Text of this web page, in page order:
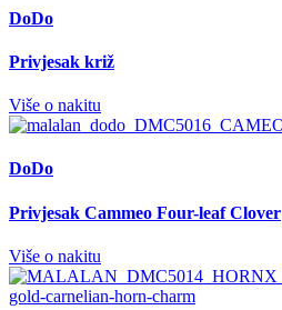
DoDo
Privjesak križ
Više o nakitu
DoDo
Privjesak Cammeo Four-leaf Clover
Više o nakitu